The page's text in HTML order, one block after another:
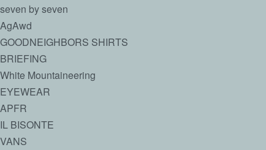
seven by seven
AgAwd
GOODNEIGHBORS SHIRTS
BRIEFING
White Mountaineering
EYEWEAR
APFR
IL BISONTE
VANS